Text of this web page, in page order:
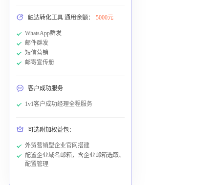
触达转化工具 通用余额： 5000元
WhatsApp群发
邮件群发
短信营销
邮寄宣传册
客户成功服务
1v1客户成功经理全程服务
可选附加权益包：
外贸营销型企业官网搭建
配置企业域名邮箱，含企业邮箱选取、
配置管理